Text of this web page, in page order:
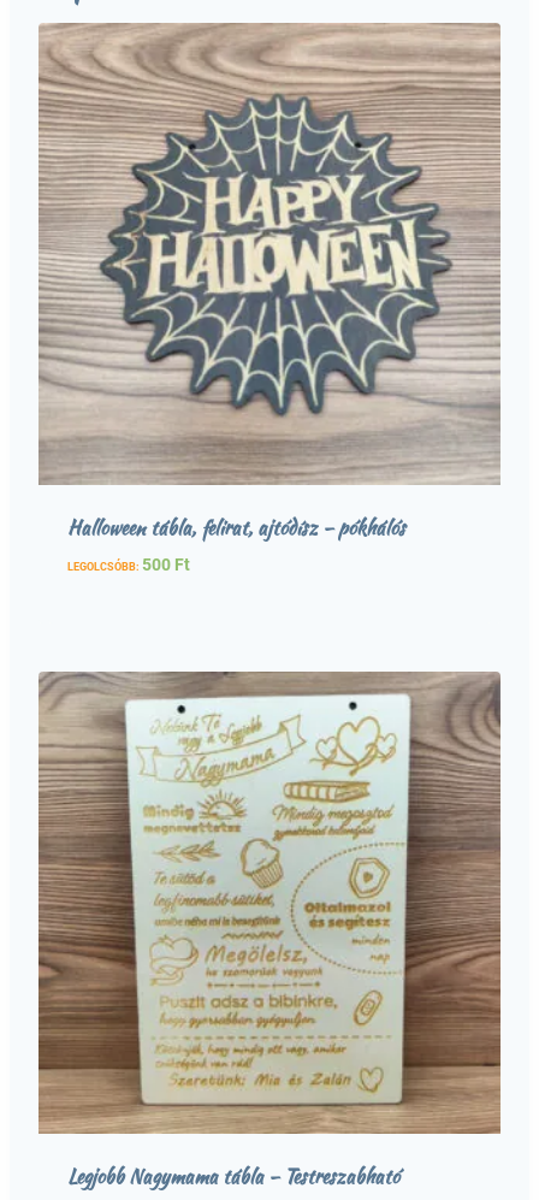
Halloween tábla, felirat, ajtódísz – pókhálós
LEGOLCSÓBB: 500 Ft
Legjobb Nagymama tábla – Testreszabható